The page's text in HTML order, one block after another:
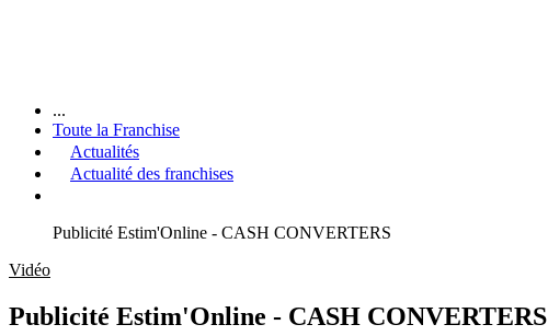
...
Toute la Franchise
Actualités
Actualité des franchises
Publicité Estim'Online - CASH CONVERTERS
Vidéo
Publicité Estim'Online - CASH CONVERTERS